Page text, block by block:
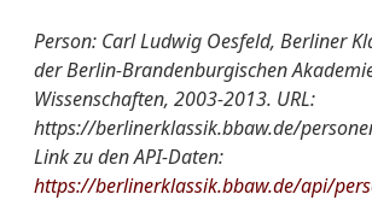
Verwaltung
Gruppen/Vereinigungen-
Register:
Montagsclub
Person: Carl Ludwig Oesfeld, Berliner
der Berlin-Brandenburgischen
Wissenschaften, 2003-2013. URL:
https://berlinerklassik.bbaw.de/
Link zu den API-Daten:
https://berlinerklassik.bbaw.de/api/